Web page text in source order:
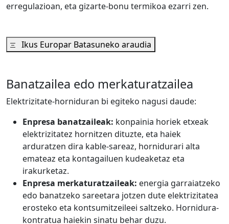
erregulazioan, eta gizarte-bonu termikoa ezarri zen.
Ikus Europar Batasuneko araudia
Banatzailea edo merkaturatzailea
Elektrizitate-horniduran bi egiteko nagusi daude:
Enpresa banatzaileak: konpainia horiek etxeak
elektrizitatez hornitzen dituzte, eta haiek
arduratzen dira kable-sareaz, hornidurari alta
emateaz eta kontagailuen kudeaketaz eta
irakurketaz.
Enpresa merkaturatzaileak: energia garraiatzeko
edo banatzeko sareetara jotzen dute elektrizitatea
erosteko eta kontsumitzeileei saltzeko. Hornidura-
kontratua haiekin sinatu behar duzu.